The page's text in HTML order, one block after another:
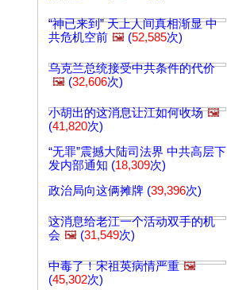
“神已来到” 天上人间真相渐显 中
共危机空前 🖼️ (52,585次)
乌克兰总统接受中共条件的代价
🖼️ (32,606次)
小胡出的这消息让江如何收场 🖼️
(41,820次)
“无罪”震撼大陆司法界 中共高层下
发内部通知 (18,309次)
政治局向这俩摊牌 (39,396次)
这消息给老江一个活动双手的机
会 🖼️ (31,549次)
中毒了！宋祖英病情严重 🖼️
(45,302次)